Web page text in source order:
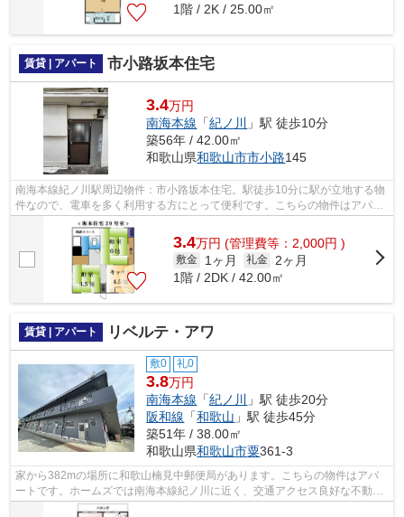
1階 / 2K / 25.00㎡
賃貸 | アパート 市小路坂本住宅
3.4万円
南海本線 「紀ノ川
」駅 徒歩10分
築56年 / 42.00㎡
和歌山県和歌山市市小路145
南海本線紀ノ川駅周辺物件：市小路坂本住宅。駅徒歩10分に駅が立地する物
件なので、電車を多く利用する方にとって便利です。こちらの物件はアパー
トです。南海本線紀ノ川近くであれば...
3.4万円 (管理費等：2,000円 )
敷金 1ヶ月 礼金
2ヶ月
1階 / 2DK / 42.00㎡
賃貸 | アパート リベルテ・アワ
敷0 礼0
3.8万円
南海本線 「紀ノ川
」駅 徒歩20分
阪和線 「和歌山 」駅 徒歩45分
築51年 / 38.00㎡
和歌山県和歌山市粟361-3
家から382mの場所に和歌山楠見中郵便局があります。こちらの物件はアパ
ートです。ホームズでは南海本線紀ノ川に近く、交通アクセス良好な不動産
情報を取り扱っております。詳細情報な...